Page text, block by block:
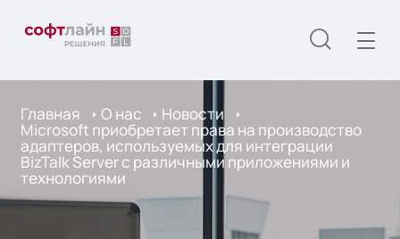
Главная О нас Новости
Microsoft приобретает права на производство
адаптеров, используемых для интеграции
BizTalk Server с различными приложениями и
технологиями